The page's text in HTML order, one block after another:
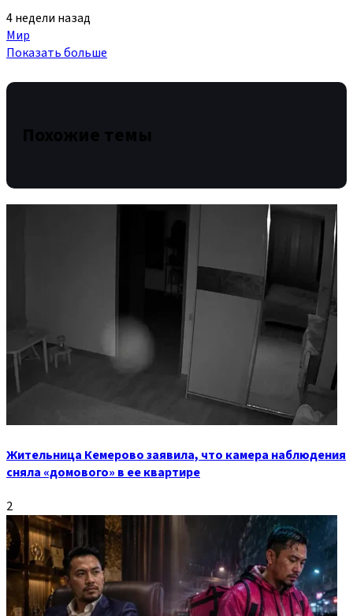
4 недели назад
Мир
Показать больше
Похожие темы
Жительница Кемерово заявила, что камера наблюдения
сняла «домового» в ее квартире
2